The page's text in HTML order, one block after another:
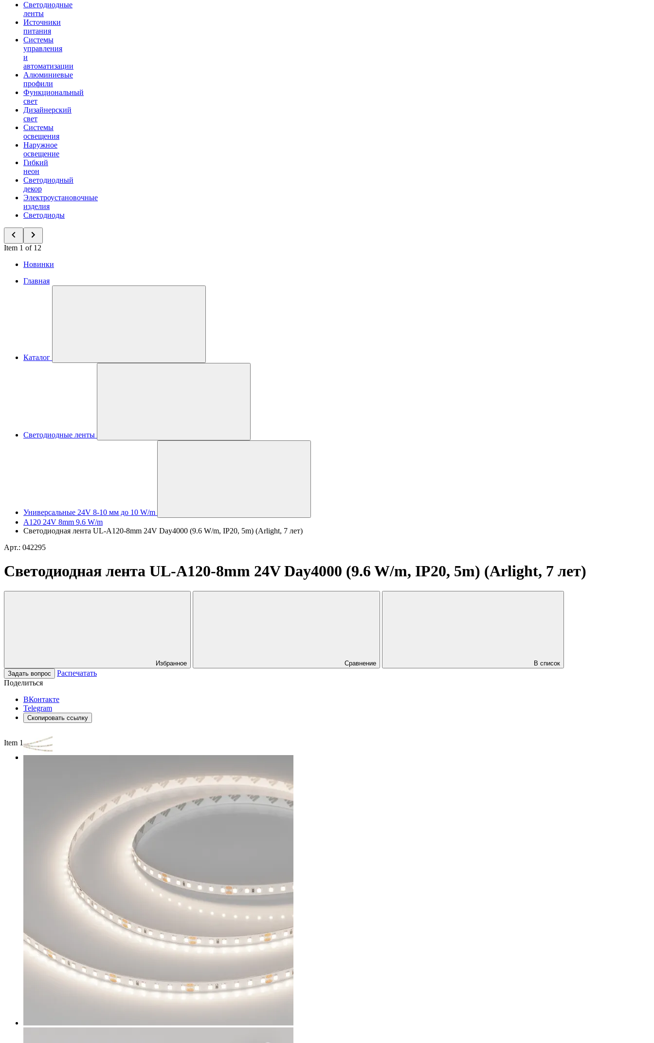
Светодиодные
ленты
Источники
питания
Системы
управления
и
автоматизации
Алюминиевые
профили
Функциональный
свет
Дизайнерский
свет
Системы
освещения
Наружное
освещение
Гибкий
неон
Светодиодный
декор
Электроустановочные
изделия
Светодиоды
Item 1 of 12
Новинки
Главная
Каталог
Светодиодные ленты
Универсальные 24V 8-10 мм до 10 W/m
A120 24V 8mm 9.6 W/m
Светодиодная лента UL-A120-8mm 24V Day4000 (9.6 W/m, IP20, 5m) (Arlight, 7 лет)
Арт.: 042295
Светодиодная лента UL-A120-8mm 24V Day4000 (9.6 W/m, IP20, 5m) (Arlight, 7 лет)
Избранное Сравнение
В список
Задать вопрос
Распечатать
Поделиться
ВКонтакте
Telegram
Скопировать ссылку
Item 1 of 3